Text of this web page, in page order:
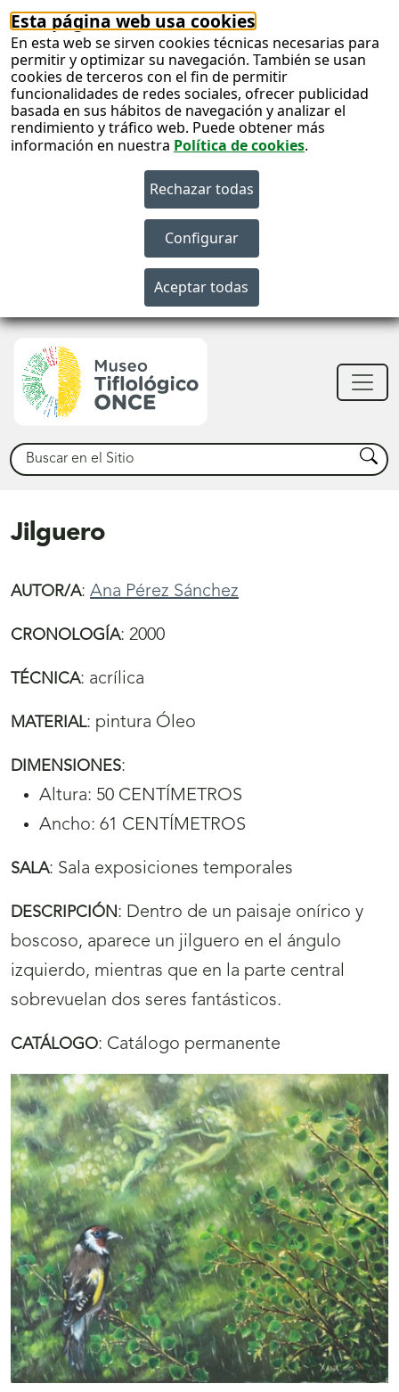
Esta página web usa cookies
En esta web se sirven cookies técnicas necesarias para
permitir y optimizar su navegación. También se usan
cookies de terceros con el fin de permitir
funcionalidades de redes sociales, ofrecer publicidad
basada en sus hábitos de navegación y analizar el
rendimiento y tráfico web. Puede obtener más
información en nuestra Política de cookies.
Buscar Buscar
Jilguero
AUTOR/A: Ana Pérez Sánchez
CRONOLOGÍA: 2000
TÉCNICA: acrílica
MATERIAL: pintura Óleo
DIMENSIONES:
Altura: 50 CENTÍMETROS
Ancho: 61 CENTÍMETROS
SALA: Sala exposiciones temporales
DESCRIPCIÓN: Dentro de un paisaje onírico y
boscoso, aparece un jilguero en el ángulo
izquierdo, mientras que en la parte central
sobrevuelan dos seres fantásticos.
CATÁLOGO: Catálogo permanente